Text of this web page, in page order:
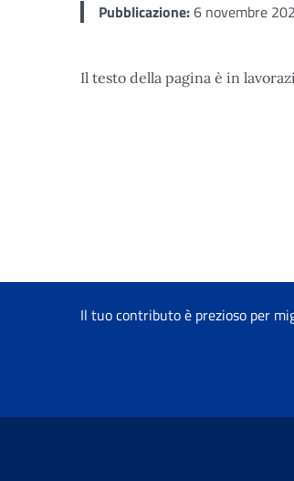
Pubblicazione:6 novembre
Il testo della pagina è in
Il tuo contributo è prezioso per